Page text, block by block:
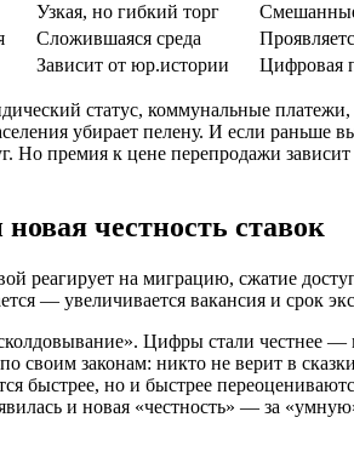
Узкая, но гибкий торг
Сложившаяся среда
Зависит от юр.истории Цифровая
статус, коммунальные
убирает пелену. И если
премия к цене перепродажи
честность ставок
на миграцию, сжатие
— увеличивается вакансия и срок
Цифры стали честнее
своим законам: никто не верит в
но и быстрее
и новая «честность» — за